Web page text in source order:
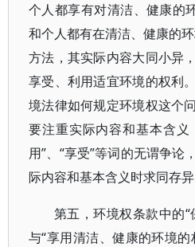
个人都享有对清洁、健康的
和个人都有在清洁、健康的
方法，其实际内容大同小异
享受、利用适宜环境的权利
境法律如何规定环境权这个
要注重实际内容和基本含义
用”、“享受”等词的无谓争论
际内容和基本含义时求同存异
第五，环境权条款中的
与“享用清洁、健康的环境